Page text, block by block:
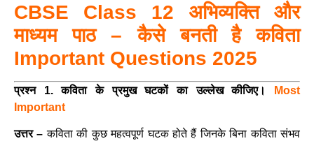
CBSE Class 12 अभिव्यक्ति और
माध्यम पाठ – कैसे बनती है कविता
Important Questions 2025
प्रश्न 1. कविता के प्रमुख घटकों का उल्लेख कीजिए।
Most
Important
उत्तर –कविता की कुछ महत्वपूर्ण घटक होते हैं जिनके बिना कविता संभव